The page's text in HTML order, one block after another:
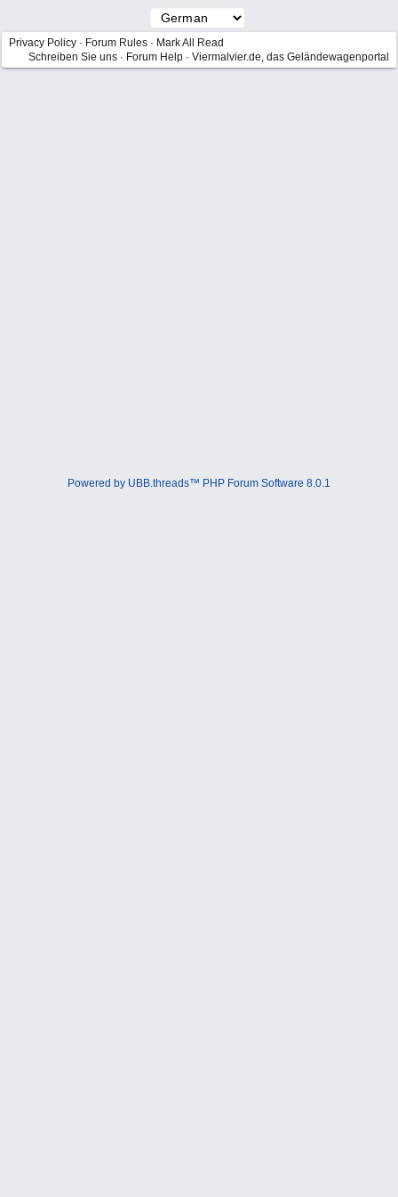
Privacy Policy · Forum Rules · Mark All Read
Schreiben Sie uns · Forum Help · Viermalvier.de, das Geländewagenportal
Powered by UBB.threads™ PHP Forum Software 8.0.1